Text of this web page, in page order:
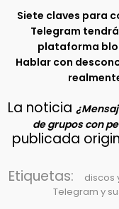
Siete claves para
Telegram
plataforma
Hablar con
La noticia
de grupos con
publicada
Etiquetas:
discos
Telegram y